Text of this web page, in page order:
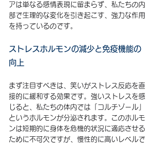
アは単なる感情表現に留まらず、私たちの内
部で生理的な変化を引き起こす、強力な作用
を持っているのです。
ストレスホルモンの減少と免疫機能の
向上
まず注目すべきは、笑いがストレス反応を直
接的に緩和する効果です。強いストレスを感
じると、私たちの体内では「コルチゾール」
というホルモンが分泌されます。このホルモ
ンは短期的に身体を危機的状況に適応させる
ために不可欠ですが、慢性的に高いレベルで